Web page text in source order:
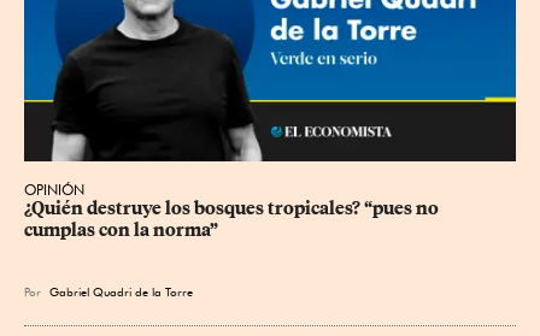
OPINIÓN
¿Quién destruye los bosques tropicales? “pues no
cumplas con la norma”
Por Gabriel Quadri de la Torre